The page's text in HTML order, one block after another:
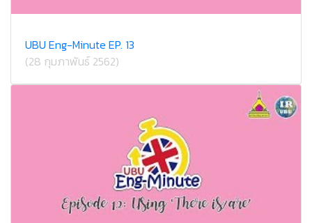
UBU Eng-Minute EP. 13
(28 กุมภาพันธ์ 2562)